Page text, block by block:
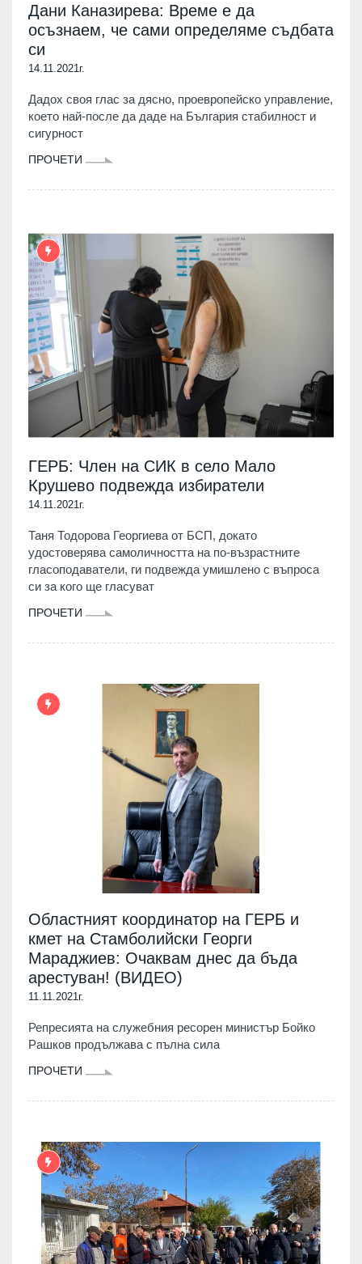
Дани Каназирева: Време е да
осъзнаем, че сами определяме съдбата
си
14.11.2021г.
Дадох своя глас за дясно, проевропейско управление,
което най-после да даде на България стабилност и
сигурност
ПРОЧЕТИ
ГЕРБ: Член на СИК в село Мало
Крушево подвежда избиратели
14.11.2021г.
Таня Тодорова Георгиева от БСП, докато
удостоверява самоличността на по-възрастните
гласоподаватели, ги подвежда умишлено с въпроса
си за кого ще гласуват
ПРОЧЕТИ
Областният координатор на ГЕРБ и
кмет на Стамболийски Георги
Мараджиев: Очаквам днес да бъда
арестуван! (ВИДЕО)
11.11.2021г.
Репресията на служебния ресорен министър Бойко
Рашков продължава с пълна сила
ПРОЧЕТИ